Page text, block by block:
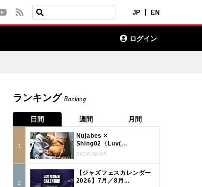
JP EN
ログイン
ランキング Ranking
日間 週間 月間
Nujabes ×
Shing02〈Luv(...
2020.06.05
【ジャズフェスカレンダー
2026】7月／8月...